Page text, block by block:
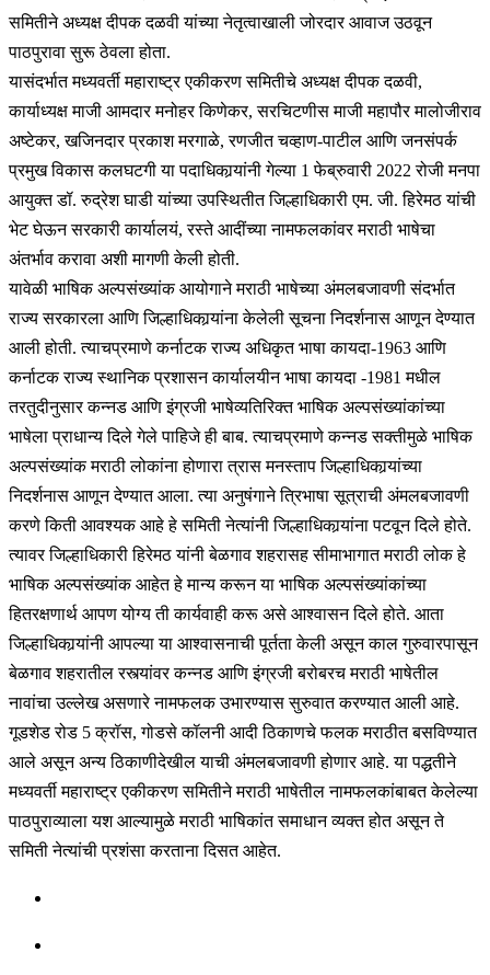
समितीने अध्यक्ष दीपक दळवी यांच्या नेतृत्वाखाली जोरदार आवाज उठवून
पाठपुरावा सुरू ठेवला होता.
यासंदर्भात मध्यवर्ती महाराष्ट्र एकीकरण समितीचे अध्यक्ष दीपक दळवी,
कार्याध्यक्ष माजी आमदार मनोहर किणेकर, सरचिटणीस माजी महापौर मालोजीराव
अष्टेकर, खजिनदार प्रकाश मरगाळे, रणजीत चव्हाण-पाटील आणि जनसंपर्क
प्रमुख विकास कलघटगी या पदाधिकार्‍यांनी गेल्या 1 फेब्रुवारी 2022 रोजी मनपा
आयुक्त डॉ. रुद्रेश घाडी यांच्या उपस्थितीत जिल्हाधिकारी एम. जी. हिरेमठ यांची
भेट घेऊन सरकारी कार्यालयं, रस्ते आदींच्या नामफलकांवर मराठी भाषेचा
अंतर्भाव करावा अशी मागणी केली होती.
यावेळी भाषिक अल्पसंख्यांक आयोगाने मराठी भाषेच्या अंमलबजावणी संदर्भात
राज्य सरकारला आणि जिल्हाधिकार्‍यांना केलेली सूचना निदर्शनास आणून देण्यात
आली होती. त्याचप्रमाणे कर्नाटक राज्य अधिकृत भाषा कायदा-1963 आणि
कर्नाटक राज्य स्थानिक प्रशासन कार्यालयीन भाषा कायदा -1981 मधील
तरतुदीनुसार कन्नड आणि इंग्रजी भाषेव्यतिरिक्त भाषिक अल्पसंख्यांकांच्या
भाषेला प्राधान्य दिले गेले पाहिजे ही बाब. त्याचप्रमाणे कन्नड सक्तीमुळे भाषिक
अल्पसंख्यांक मराठी लोकांना होणारा त्रास मनस्ताप जिल्हाधिकार्‍यांच्या
निदर्शनास आणून देण्यात आला. त्या अनुषंगाने त्रिभाषा सूत्राची अंमलबजावणी
करणे किती आवश्यक आहे हे समिती नेत्यांनी जिल्हाधिकार्‍यांना पटवून दिले होते.
त्यावर जिल्हाधिकारी हिरेमठ यांनी बेळगाव शहरासह सीमाभागात मराठी लोक हे
भाषिक अल्पसंख्यांक आहेत हे मान्य करून या भाषिक अल्पसंख्यांकांच्या
हितरक्षणार्थ आपण योग्य ती कार्यवाही करू असे आश्वासन दिले होते. आता
जिल्हाधिकार्‍यांनी आपल्या या आश्वासनाची पूर्तता केली असून काल गुरुवारपासून
बेळगाव शहरातील रस्त्यांवर कन्नड आणि इंग्रजी बरोबरच मराठी भाषेतील
नावांचा उल्लेख असणारे नामफलक उभारण्यास सुरुवात करण्यात आली आहे.
गूडशेड रोड 5 क्रॉस, गोडसे कॉलनी आदी ठिकाणचे फलक मराठीत बसविण्यात
आले असून अन्य ठिकाणीदेखील याची अंमलबजावणी होणार आहे. या पद्धतीने
मध्यवर्ती महाराष्ट्र एकीकरण समितीने मराठी भाषेतील नामफलकांबाबत केलेल्या
पाठपुराव्याला यश आल्यामुळे मराठी भाषिकांत समाधान व्यक्त होत असून ते
समिती नेत्यांची प्रशंसा करताना दिसत आहेत.